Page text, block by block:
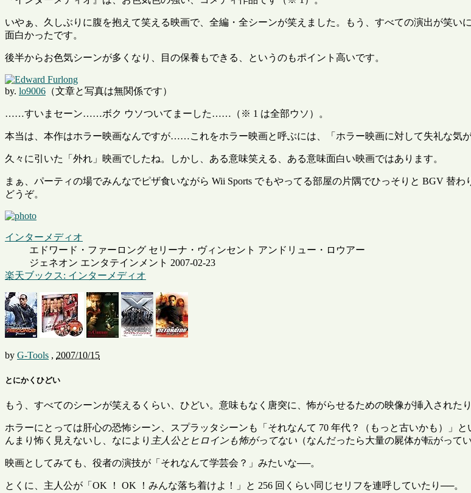
いやぁ、久しぶりに腹を抱えて笑える映画で、全編・全シーンが笑えました。もう、すべての演出が笑
面白かったです。
後半からお色気シーンが多くなり、目の保養もできる、というのもポイント高いです。
by. lo9006 （文章と写真は無関係です）
……すいまセーン……ボク ウソついてまーした……（※ 1 は全部ウソ）。
本当は、本作はホラー映画なんですが……これをホラー映画と呼ぶには、「ホラー映画に対して失礼な気
久々に引いた「外れ」映画でしたね。しかし、ある意味笑える、ある意味面白い映画ではあります。
まぁ、パーティの場でみんなでピザ食いながら Wii Sports でもやってる部屋の片隅でひっそりと BGV 替
どうぞ。
インターメディオ
エドワード・ファーロング セリーナ・ヴィンセント アンドリュー・ロウアー
ジェネオン エンタテインメント 2007-02-23
楽天ブックス: インターメディオ
by G-Tools , 2007/10/15
とにかくひどい
もう、すべてのシーンが笑えるくらい、ひどい。意味もなく唐突に、怖がらせるための映像が挿入された
ホラーにとっては肝心の恐怖シーン、スプラッタシーンも「それなんて 70 年代？（もっと古いかも）」
んまり怖く見えないし、なにより 主人公とヒロインも怖がってない （なんだったら大量の屍体が転がって
映画としてみても、役者の演技が「それなんて学芸会？」みたいな──。
とくに、主人公が「OK ！ OK ！みんな落ち着けよ！」と 256 回くらい同じセリフを連呼していたり──。